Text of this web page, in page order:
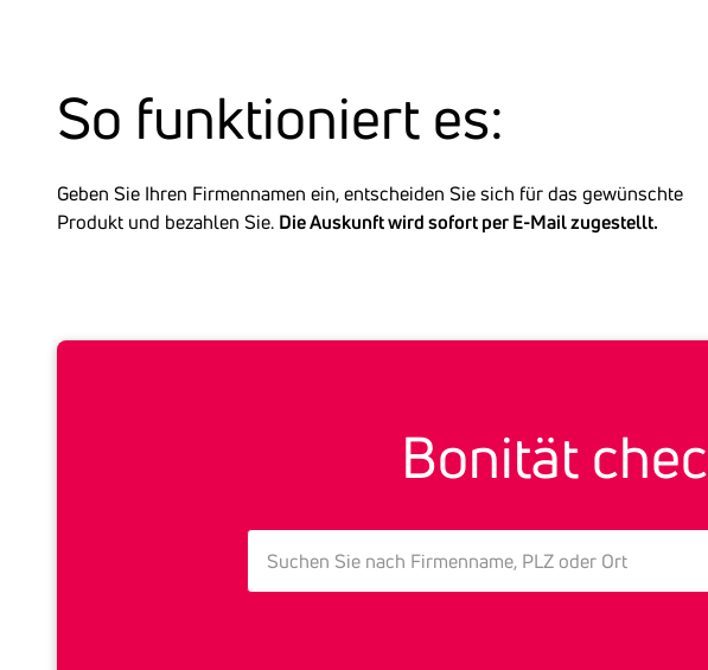
So funk­tio­niert es:
Geben Sie Ihren Firmennamen ein, entscheiden Sie sich für das gewünschte
Produkt und bezahlen Sie. Die Auskunft wird sofort per E-Mail zugestellt.
Bonität